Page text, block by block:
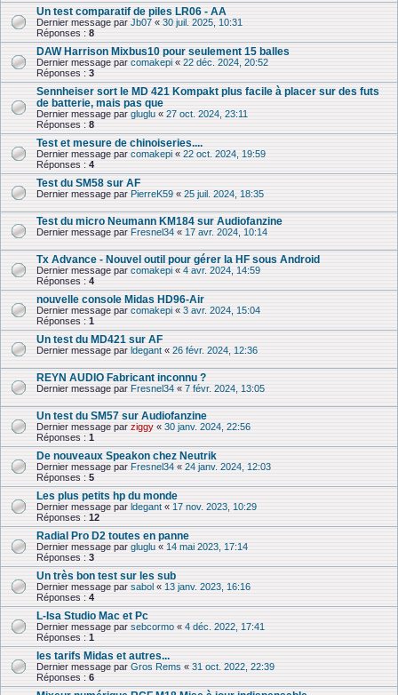
Un test comparatif de piles LR06 - AA
Dernier message par Jb07 « 30 juil. 2025, 10:31
Réponses : 8
DAW Harrison Mixbus10 pour seulement 15 balles
Dernier message par comakepi « 22 déc. 2024, 20:52
Réponses : 3
Sennheiser sort le MD 421 Kompakt plus facile à placer sur des futs
de batterie, mais pas que
Dernier message par gluglu « 27 oct. 2024, 23:11
Réponses : 8
Test et mesure de chinoiseries....
Dernier message par comakepi « 22 oct. 2024, 19:59
Réponses : 4
Test du SM58 sur AF
Dernier message par PierreK59 « 25 juil. 2024, 18:35
Test du micro Neumann KM184 sur Audiofanzine
Dernier message par Fresnel34 « 17 avr. 2024, 10:14
Tx Advance - Nouvel outil pour gérer la HF sous Android
Dernier message par comakepi « 4 avr. 2024, 14:59
Réponses : 4
nouvelle console Midas HD96-Air
Dernier message par comakepi « 3 avr. 2024, 15:04
Réponses : 1
Un test du MD421 sur AF
Dernier message par ldegant « 26 févr. 2024, 12:36
REYN AUDIO Fabricant inconnu ?
Dernier message par Fresnel34 « 7 févr. 2024, 13:05
Un test du SM57 sur Audiofanzine
Dernier message par ziggy « 30 janv. 2024, 22:56
Réponses : 1
De nouveaux Speakon chez Neutrik
Dernier message par Fresnel34 « 24 janv. 2024, 12:03
Réponses : 5
Les plus petits hp du monde
Dernier message par ldegant « 17 nov. 2023, 10:29
Réponses : 12
Radial Pro D2 toutes en panne
Dernier message par gluglu « 14 mai 2023, 17:14
Réponses : 3
Un très bon test sur les sub
Dernier message par sabol « 13 janv. 2023, 16:16
Réponses : 4
L-Isa Studio Mac et Pc
Dernier message par sebcormo « 4 déc. 2022, 17:41
Réponses : 1
les tarifs Midas et autres...
Dernier message par Gros Rems « 31 oct. 2022, 22:39
Réponses : 6